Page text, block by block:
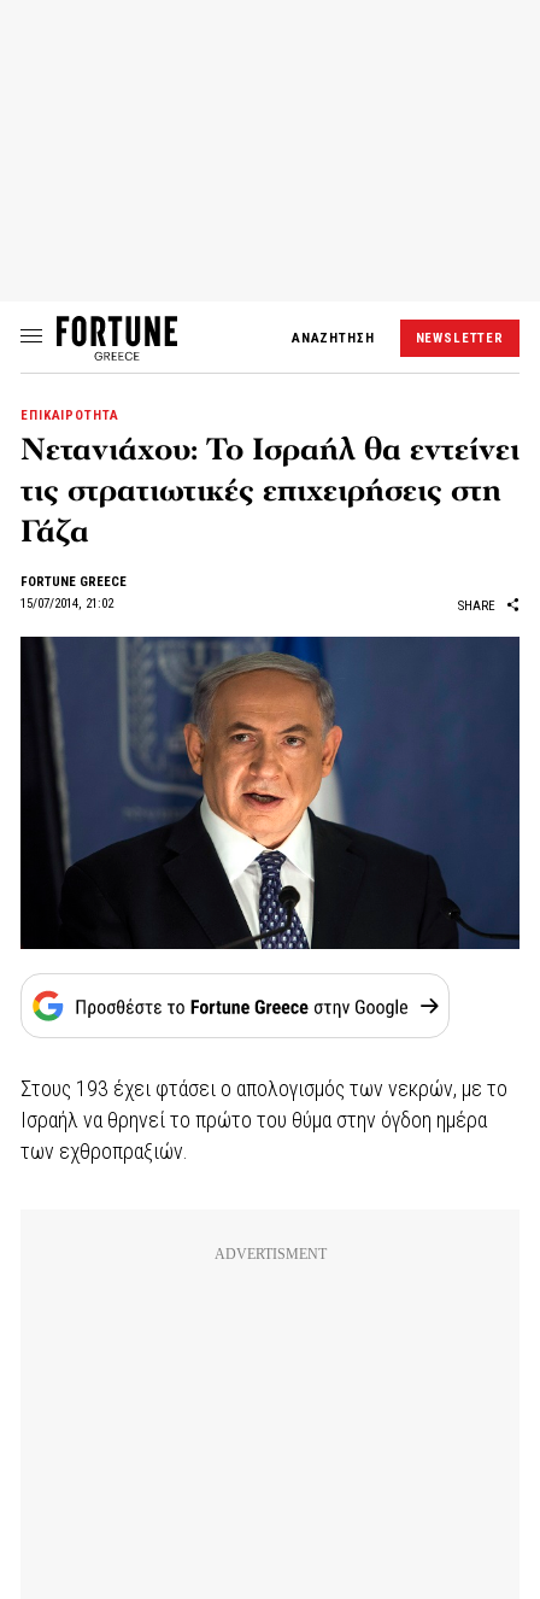
ΑΝΑΖΗΤΗΣΗ NEWSLETTER
ΕΠΙΚΑΙΡΟΤΗΤΑ
Νετανιάχου: Το Ισραήλ θα εντείνει
τις στρατιωτικές επιχειρήσεις στη
Γάζα
FORTUNE GREECE
15/07/2014, 21:02
SHARE
Στους 193 έχει φτάσει ο απολογισμός των νεκρών, με το
Ισραήλ να θρηνεί το πρώτο του θύμα στην όγδοη ημέρα
των εχθροπραξιών.